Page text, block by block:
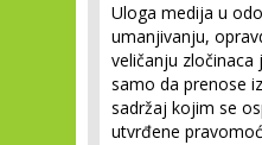
Uloga medija u
umanjivanju,
veličanju zločinaca
samo da prenose
sadržaj kojim se
utvrđene